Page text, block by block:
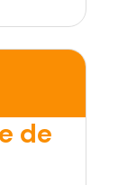
de